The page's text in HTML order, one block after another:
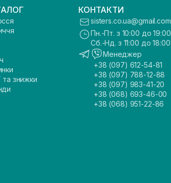
та знижки
КОНТАКТИ
sisters.co.ua@gmail.com
Пн.-Пт. з 10:00 до 19:00
Сб.-Нд. з 11:00 до 18:00
Менеджер
+38 (097) 612-54-81
+38 (097) 788-12-88
+38 (097) 983-41-20
+38 (068) 693-46-00
+38 (068) 951-22-86